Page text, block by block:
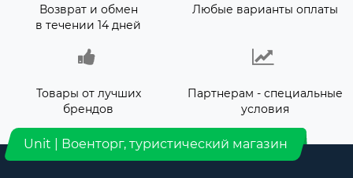
Возврат и обмен
в течении 14 дней
Любые варианты оплаты
Товары от лучших
брендов
Партнерам - специальные
условия
Unit | Военторг, туристический магазин